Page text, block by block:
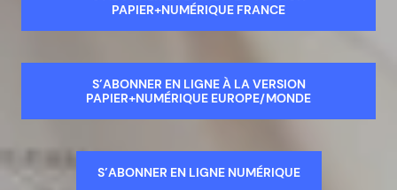
PAPIER+NUMÉRIQUE FRANCE
S’ABONNER EN LIGNE À LA VERSION
PAPIER+NUMÉRIQUE EUROPE/MONDE
S’ABONNER EN LIGNE NUMÉRIQUE